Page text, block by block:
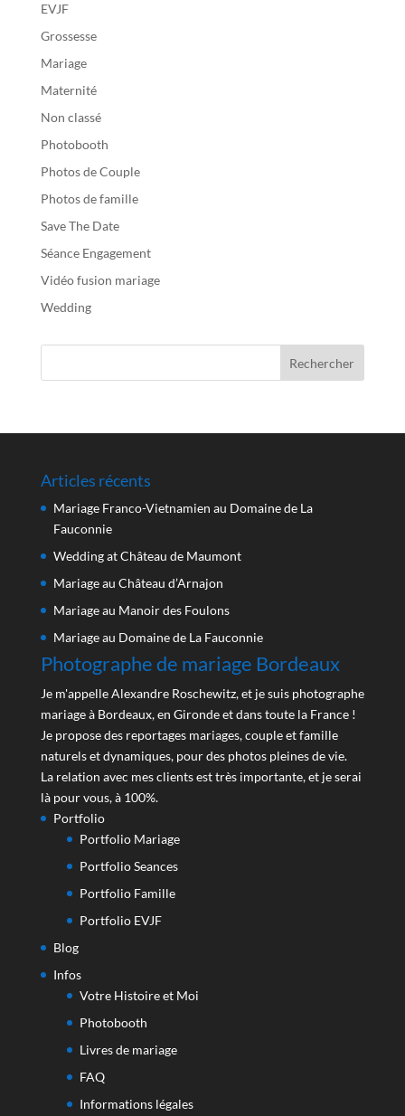
EVJF
Grossesse
Mariage
Maternité
Non classé
Photobooth
Photos de Couple
Photos de famille
Save The Date
Séance Engagement
Vidéo fusion mariage
Wedding
Articles récents
Mariage Franco-Vietnamien au Domaine de La
Fauconnie
Wedding at Château de Maumont
Mariage au Château d’Arnajon
Mariage au Manoir des Foulons
Mariage au Domaine de La Fauconnie
Photographe de mariage Bordeaux
Je m'appelle Alexandre Roschewitz, et je suis photographe
mariage à Bordeaux, en Gironde et dans toute la France !
Je propose des reportages mariages, couple et famille
naturels et dynamiques, pour des photos pleines de vie.
La relation avec mes clients est très importante, et je serai
là pour vous, à 100%.
Portfolio
Portfolio Mariage
Portfolio Seances
Portfolio Famille
Portfolio EVJF
Blog
Infos
Votre Histoire et Moi
Photobooth
Livres de mariage
FAQ
Informations légales